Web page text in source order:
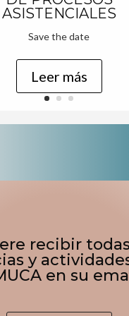
ASISTENCIALES
Save the date
Leer más
recibir
y
en su